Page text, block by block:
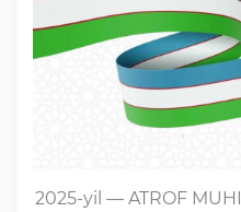
2025-yil — ATROF